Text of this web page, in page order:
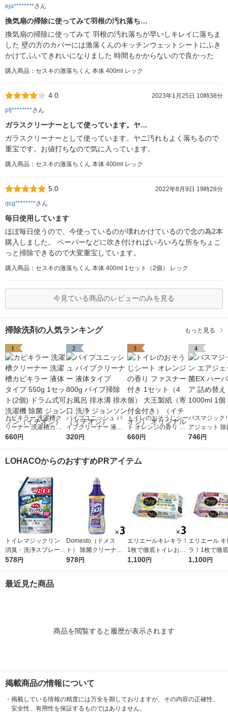
eja********さん
換気扇の掃除に使ってみて羽根の汚れ落ち…
換気扇の掃除に使ってみて 羽根の汚れ落ちが早いしキレイに落ちま
した 壁の方のカバーには激落くんのキッチンウェットシートにふき
かけてふいてきれいになりました 時間もかからないので良かった
購入商品：セスキの激落ちくん 本体 400ml レック
4.0
2023年1月25日 10時38分
pfj********さん
ガラスクリーナーとして使っています。ヤ…
ガラスクリーナーとして使っています。ヤニ汚れもよく落ちるので
重宝です。お値打ちなので気に入っています。
購入商品：セスキの激落ちくん 本体 400ml レック
5.0
2022年8月9日 19時28分
qcg********さん
毎日使用しています
ほぼ毎日使うので、今使っているのが壊れかけているので念の為2本
購入しました。 ペーパーなどに吹き付ければいろいろな所をちょこ
っと掃除できるので大変重宝しています。
購入商品：セスキの激落ちくん 本体 400ml 1セット（2個） レック
今見ている商品のレビューのみを見る
掃除洗剤の人気ランキング もっと見る
1
カビキラー 洗濯槽ク
リーナー 洗濯槽カビ
キラー 液体タイプ 55
ョンソン（イチオシ）
660円
2
パイプユニッシュ パ
イプクリーナー 液体
タイプ 800g パイプ掃
（イチオシ）
320円
3
トイレのおそうじシー
ト オレンジの香り フ
ァスナー付き 1セット
シ） オリジナル
660円
4
バスマジック
アジェット
ーバルクリア
746円
LOHACOからのおすすめPRアイテム
トイレマジックリン
消臭・洗浄スプレー
除菌・抗菌 クリーン
578円
Domesto（ドメス
ト） 除菌クリーナー
本体 500ml １セット
978円
エリエールキレキラ！
1枚で徹底トイレお掃
除シート シトラスミ
1,100円
エリエール キ
ラ！1枚で徹
おそうじシー
1,100円
最近見た商品
商品を閲覧すると履歴が表示されます
掲載商品の情報について
・ 掲載している情報の精度には万全を期しておりますが、その内容の正確性、
安全性、有用性を保証するものではありません。